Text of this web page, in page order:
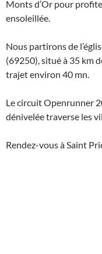
Monts d’Or pour
ensoleillée.
Nous partirons de
(69250), situé à 35 km
trajet environ 40 mn.
Le circuit Openrunner
dénivelée traverse les
Rendez-vous à Saint